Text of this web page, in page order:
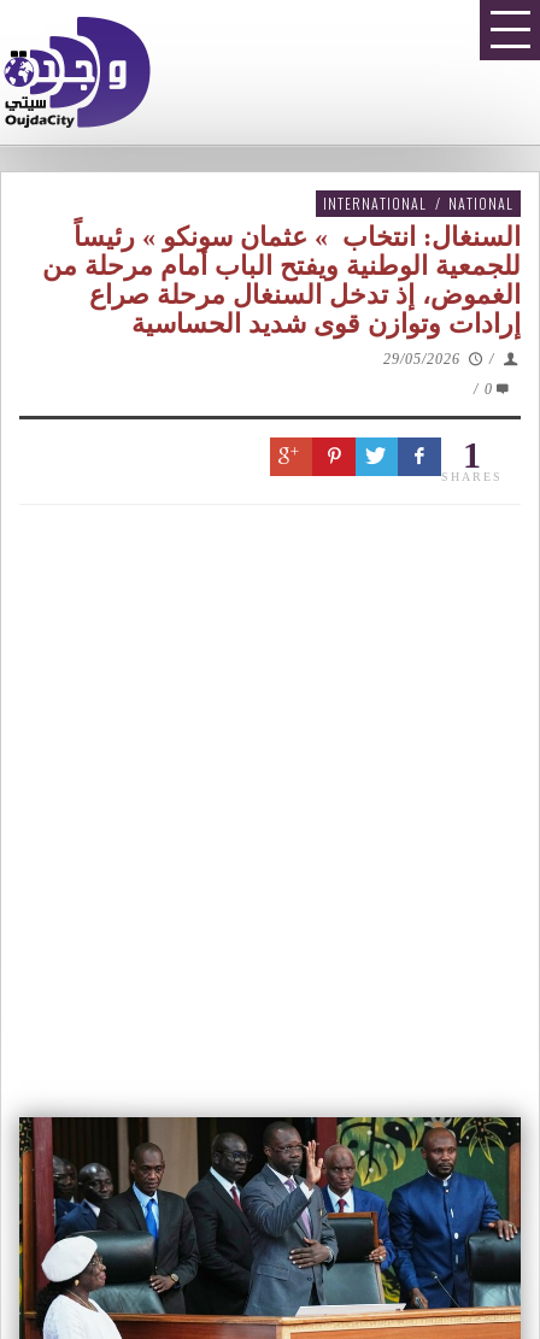
INTERNATIONAL / NATIONAL
السنغال: انتخاب » عثمان سونكو » رئيساً
للجمعية الوطنية ويفتح الباب أمام مرحلة من
الغموض، إذ تدخل السنغال مرحلة صراع
إرادات وتوازن قوى شديد الحساسية
/
29/05/2026
0
/
1
SHARES